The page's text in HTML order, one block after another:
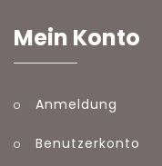
Mein Konto
Anmeldung
Benutzerkonto